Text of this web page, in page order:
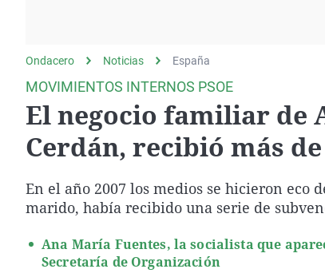
Como el perro y elEquipo de investigación
Operación Viuda
Negra
País
Ondacero Noticias España
MOVIMIENTOS INTERNOS PSOE
El negocio familiar de
Cerdán, recibió más
En el año 2007 los medios se hicieron eco
marido, había recibido una serie de
Ana María Fuentes, la socialista que
Secretaría de Organización